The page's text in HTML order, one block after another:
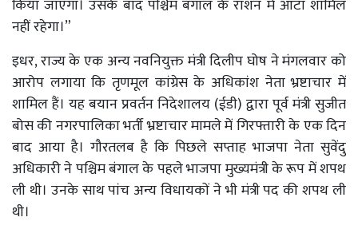
किया जाएगा। उसके बाद पश्चिम बंगाल के राशन में आटा शामिल
नहीं रहेगा।”
इधर, राज्य के एक अन्य नवनियुक्त मंत्री दिलीप घोष ने मंगलवार को
आरोप लगाया कि तृणमूल कांग्रेस के अधिकांश नेता भ्रष्टाचार में
शामिल हैं। यह बयान प्रवर्तन निदेशालय (ईडी) द्वारा पूर्व मंत्री सुजीत
बोस की नगरपालिका भर्ती भ्रष्टाचार मामले में गिरफ्तारी के एक दिन
बाद आया है। गौरतलब है कि पिछले सप्ताह भाजपा नेता सुवेंदु
अधिकारी ने पश्चिम बंगाल के पहले भाजपा मुख्यमंत्री के रूप में शपथ
ली थी। उनके साथ पांच अन्य विधायकों ने भी मंत्री पद की शपथ ली
थी।